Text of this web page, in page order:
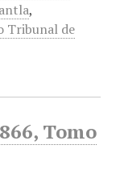
,
Tribunal de
Tomo